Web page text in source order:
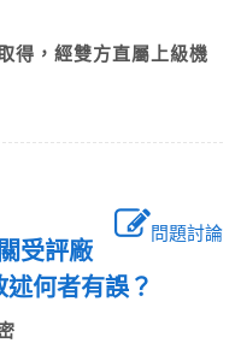
得，經雙方直屬上級機
問題討論
受評廠
何者有誤？